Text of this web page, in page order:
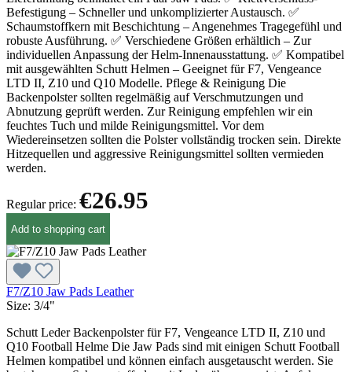
Befestigung – Schneller und unkomplizierter Austausch. ✅
Schaumstoffkern mit Beschichtung – Angenehmes Tragegefühl und
robuste Ausführung. ✅ Verschiedene Größen erhältlich – Zur
individuellen Anpassung der Helm-Innenausstattung. ✅ Kompatibel
mit ausgewählten Schutt Helmen – Geeignet für F7, Vengeance
LTD II, Z10 und Q10 Modelle. Pflege & Reinigung Die
Backenpolster sollten regelmäßig auf Verschmutzungen und
Abnutzung geprüft werden. Zur Reinigung empfehlen wir ein
feuchtes Tuch und milde Reinigungsmittel. Vor dem
Wiedereinsetzen sollten die Polster vollständig trocken sein. Direkte
Hitzequellen und aggressive Reinigungsmittel sollten vermieden
werden.
Regular price: €26.95
Add to shopping cart
F7/Z10 Jaw Pads Leather
Size: 3/4"
Schutt Leder Backenpolster für F7, Vengeance LTD II, Z10 und
Q10 Football Helme Die Jaw Pads sind mit einigen Schutt Football
Helmen kompatibel und können einfach ausgetauscht werden. Sie